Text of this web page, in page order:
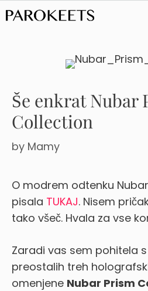
Skip
to
Še enkrat Nubar
Collection
by Mamy
O modrem odtenku
pisala TUKAJ. Nisem
tako všeč. Hvala za vse
Zaradi vas sem pohitela
preostalih treh
omenjene Nubar Prism